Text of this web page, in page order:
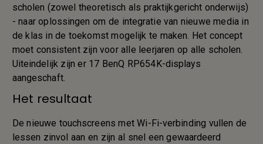
scholen (zowel theoretisch als praktijkgericht onderwijs)
- naar oplossingen om de integratie van nieuwe media in
de klas in de toekomst mogelijk te maken. Het concept
moet consistent zijn voor alle leerjaren op alle scholen.
Uiteindelijk zijn er 17 BenQ RP654K-displays
aangeschaft.
Het resultaat
De nieuwe touchscreens met Wi-Fi-verbinding vullen de
lessen zinvol aan en zijn al snel een gewaardeerd